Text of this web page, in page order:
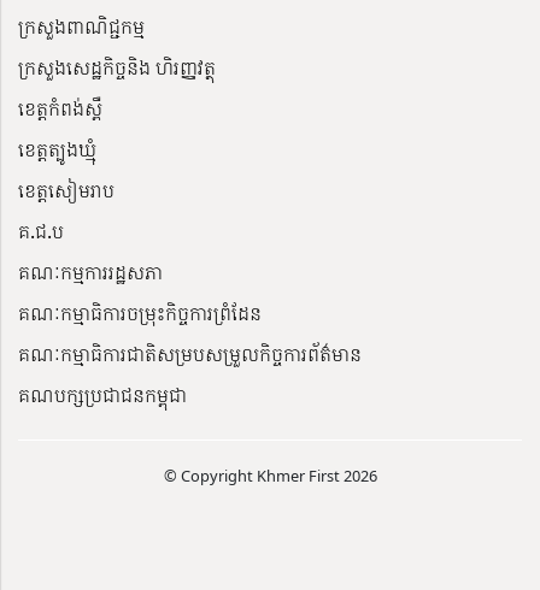
ក្រសួងពាណិជ្ជកម្ម
ក្រសួងសេដ្ឋកិច្ចនិង ហិរញ្ញវត្ថុ
ខេត្តកំពង់ស្ពឺ
ខេត្តត្បូងឃ្មុំ
ខេត្តសៀមរាប
គ.ជ.ប
គណៈកម្មការរដ្ឋសភា
គណៈកម្មាធិការចម្រុះកិច្ចការព្រំដែន
គណៈកម្មាធិការជាតិសម្របសម្រួលកិច្ចការព័ត៌មាន
គណបក្សប្រជាជនកម្ពុជា
© Copyright Khmer First 2026